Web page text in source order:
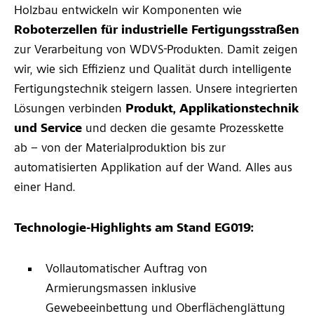
Holzbau entwickeln wir Komponenten wie
Roboterzellen für industrielle Fertigungsstraßen
zur Verarbeitung von WDVS-Produkten. Damit zeigen
wir, wie sich Effizienz und Qualität durch intelligente
Fertigungstechnik steigern lassen. Unsere integrierten
Lösungen verbinden Produkt, Applikationstechnik
und Service und decken die gesamte Prozesskette
ab – von der Materialproduktion bis zur
automatisierten Applikation auf der Wand. Alles aus
einer Hand.
Technologie-Highlights am Stand EG019:
Vollautomatischer Auftrag von
Armierungsmassen inklusive
Gewebeeinbettung und Oberflächenglättung